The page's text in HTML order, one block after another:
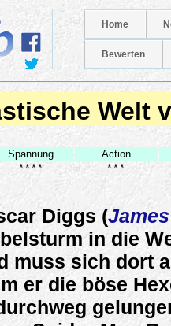
Home
Bewerten
Welt
Spannung
Action
**** ***
Diggs (
in die
muss sich dort
er die böse